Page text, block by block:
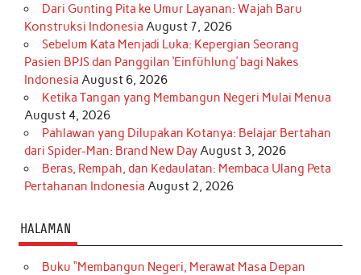
Dari Gunting Pita ke Umur Layanan: Wajah Baru
Konstruksi Indonesia August 7, 2026
Sebelum Kata Menjadi Luka: Kepergian Seorang
Pasien BPJS dan Panggilan ‘Einfühlung’ bagi Nakes
Indonesia August 6, 2026
Ketika Tangan yang Membangun Negeri Mulai Menua
August 4, 2026
Pahlawan yang Dilupakan Kotanya: Belajar Bertahan
dari Spider-Man: Brand New DayAugust 3, 2026
Beras, Rempah, dan Kedaulatan: Membaca Ulang Peta
Pertahanan Indonesia August 2, 2026
HALAMAN
Buku “Membangun Negeri, Merawat Masa Depan